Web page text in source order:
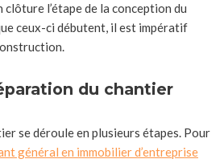
l’étape de la conception du
ceux-ci débutent, il est impératif
du chantier
se déroule en plusieurs étapes. Pour
général en immobilier d’entreprise